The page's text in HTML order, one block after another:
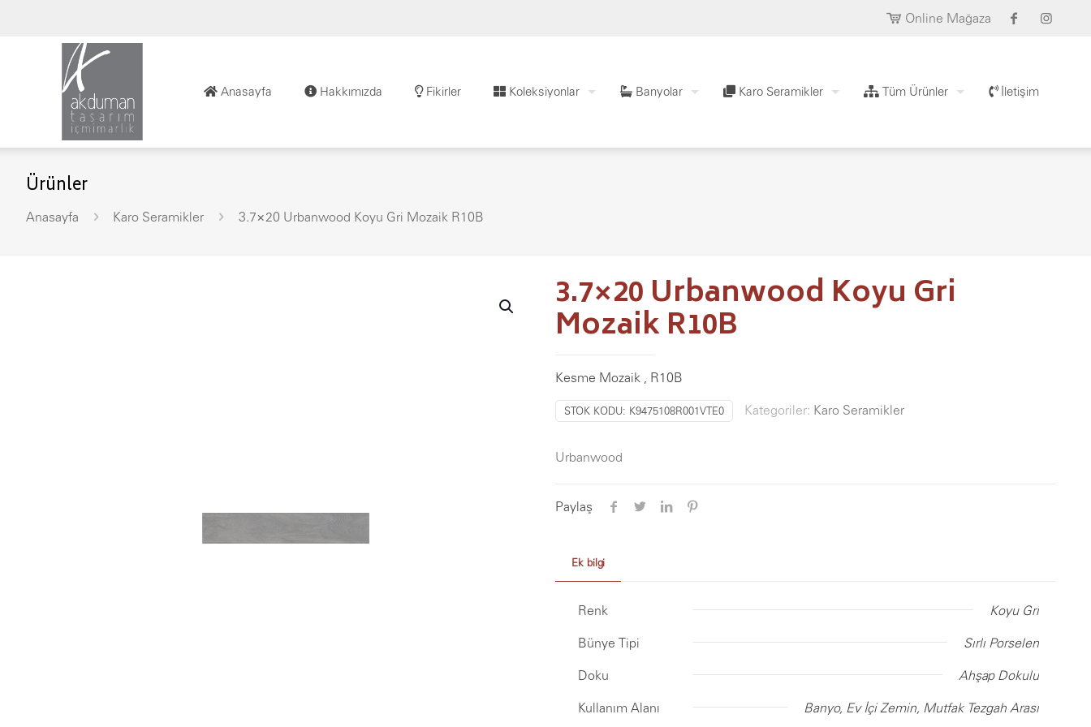
Online Mağaza
Anasayfa Hakkımızda Fikirler Koleksiyonlar Banyolar Karo Seramikler Tüm Ürünler İletişim
Ürünler
Anasayfa Karo Seramikler 3.7×20 Urbanwood Koyu Gri Mozaik R10B
3.7×20 Urbanwood Koyu Gri
Mozaik R10B
Kesme Mozaik , R10B
STOK KODU: K9475108R001VTE0 Kategoriler: Karo Seramikler
Urbanwood
Paylaş
Ek bilgi
Renk Koyu Gri
Bünye Tipi Sırlı Porselen
Doku Ahşap Dokulu
Kullanım Alanı Banyo, Ev İçi Zemin, Mutfak Tezgah Arası